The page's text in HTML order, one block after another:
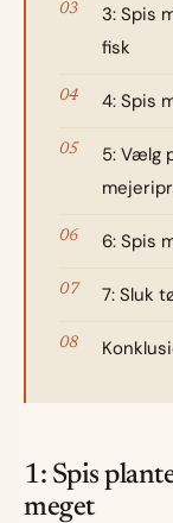
3: Spis
fisk
4: Spis
5: Vælg
6: Spis
7: Sluk
1: Spis
meget